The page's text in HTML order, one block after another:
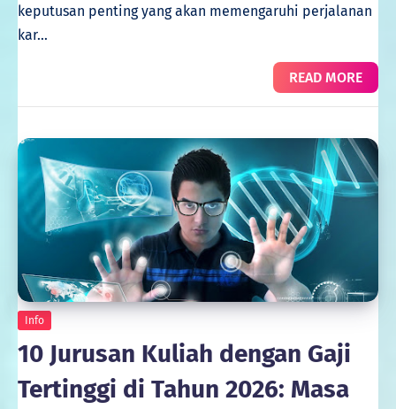
keputusan penting yang akan memengaruhi perjalanan
kar…
READ MORE
Info
10 Jurusan Kuliah dengan Gaji
Tertinggi di Tahun 2026: Masa